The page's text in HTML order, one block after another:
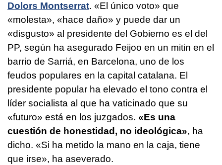
Dolors Montserrat. «El único voto» que
«molesta», «hace daño» y puede dar un
«disgusto» al presidente del Gobierno es el del
PP, según ha asegurado Feijoo en un mitin en el
barrio de Sarriá, en Barcelona, uno de los
feudos populares en la capital catalana. El
presidente popular ha elevado el tono contra el
líder socialista al que ha vaticinado que su
«futuro» está en los juzgados. «Es una
cuestión de honestidad, no ideológica», ha
dicho. «Si ha metido la mano en la caja, tiene
que irse», ha aseverado.